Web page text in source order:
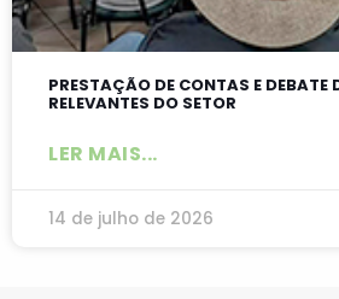
PRESTAÇÃO DE CONTAS E DEBATE
RELEVANTES DO SETOR
LER MAIS...
14 de julho de 2026